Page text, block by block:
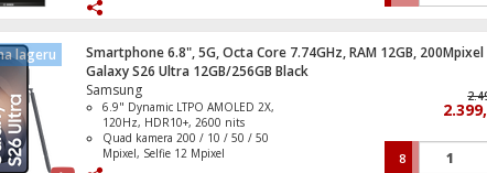
Dječija sigurnosna brava i indikator
uključivanja
lageru
Smartphone 6.8", 5G, Octa Core 7.74GHz, RAM 12GB, 200Mpixel
Galaxy S26 Ultra 12GB/256GB Black
Samsung
6.9" Dynamic LTPO AMOLED 2X,
120Hz, HDR10+, 2600 nits
Quad kamera 200 / 10 / 50 / 50
Mpixel, Selfie 12 Mpixel
8
Igra PlayStation 4: The Quarry